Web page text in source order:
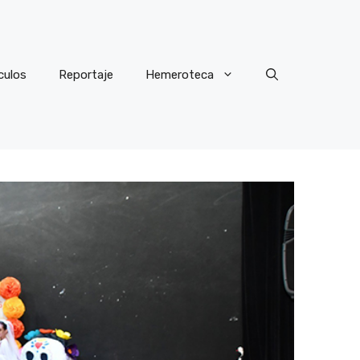
Reportaje Hemeroteca